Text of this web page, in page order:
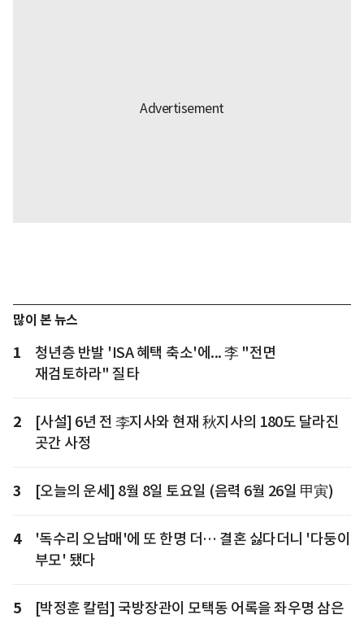
많이 본 뉴스
1
청년층 반발 'ISA 혜택 축소'에... 李 "전면
재검토하라" 질타
2
[사설] 6년 전 李지사와 현재 秋지사의 180도 달라진
곳간 사정
3 [오늘의 운세] 8월 8일 토요일 (음력 6월 26일 甲寅)
4
'독수리 오남매'에 또 한명 더… 결혼 싫다더니 '다둥이
부모' 됐다
5
[박정훈 칼럼] 국방장관이 모택동 어록을 좌우명 삼은